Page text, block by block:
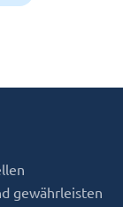
gewährleisten